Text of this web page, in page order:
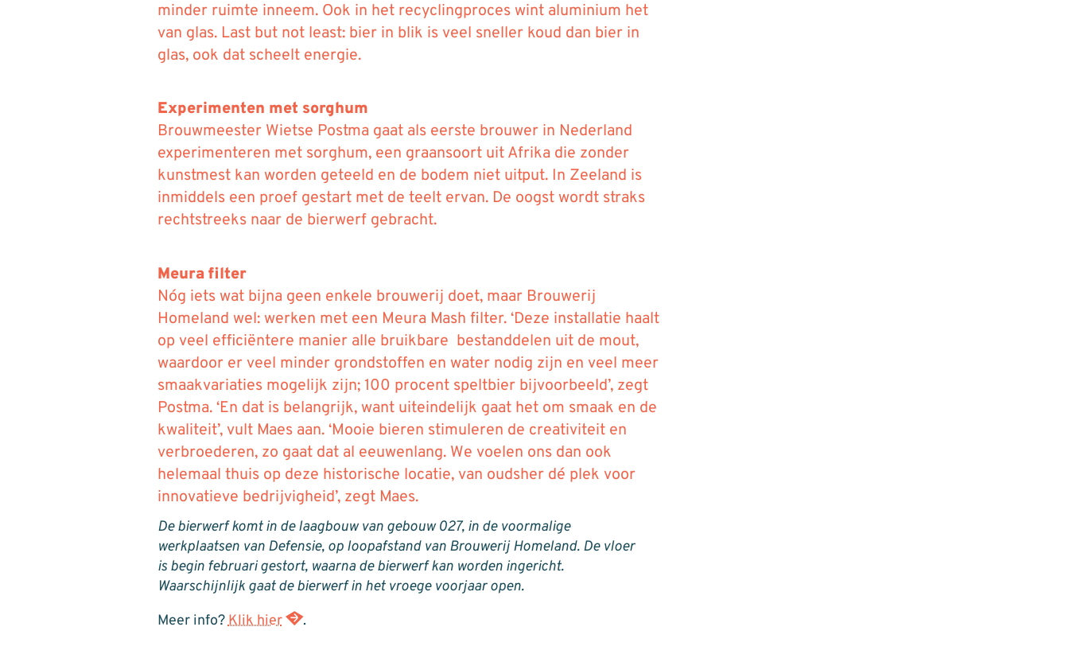
minder ruimte inneem. Ook in het recyclingproces wint aluminium het
van glas. Last but not least: bier in blik is veel sneller koud dan bier in
glas, ook dat scheelt energie.
Experimenten met sorghum
Brouwmeester Wietse Postma gaat als eerste brouwer in Nederland
experimenteren met sorghum, een graansoort uit Afrika die zonder
kunstmest kan worden geteeld en de bodem niet uitput. In Zeeland is
inmiddels een proef gestart met de teelt ervan. De oogst wordt straks
rechtstreeks naar de bierwerf gebracht.
Meura filter
Nóg iets wat bijna geen enkele brouwerij doet, maar Brouwerij
Homeland wel: werken met een Meura Mash filter. ‘Deze installatie haalt
op veel efficiëntere manier alle bruikbare bestanddelen uit de mout,
waardoor er veel minder grondstoffen en water nodig zijn en veel meer
smaakvariaties mogelijk zijn; 100 procent speltbier bijvoorbeeld’, zegt
Postma. ‘En dat is belangrijk, want uiteindelijk gaat het om smaak en de
kwaliteit’, vult Maes aan. ‘Mooie bieren stimuleren de creativiteit en
verbroederen, zo gaat dat al eeuwenlang. We voelen ons dan ook
helemaal thuis op deze historische locatie, van oudsher dé plek voor
innovatieve bedrijvigheid’, zegt Maes.
De bierwerf komt in de laagbouw van gebouw 027, in de voormalige
werkplaatsen van Defensie, op loopafstand van Brouwerij Homeland. De vloer
is begin februari gestort, waarna de bierwerf kan worden ingericht.
Waarschijnlijk gaat de bierwerf in het vroege voorjaar open.
Meer info?Klik hier .